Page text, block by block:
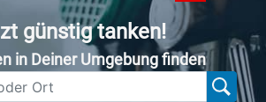
günstig tanken!
in Deiner Umgebung finden